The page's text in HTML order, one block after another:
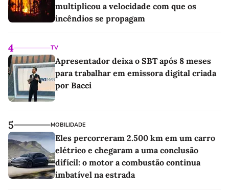
multiplicou a velocidade com que os
incêndios se propagam
4 TV
Apresentador deixa o SBT após 8 meses
para trabalhar em emissora digital criada
por Bacci
5 MOBILIDADE
Eles percorreram 2.500 km em um carro
elétrico e chegaram a uma conclusão
difícil: o motor a combustão continua
imbatível na estrada